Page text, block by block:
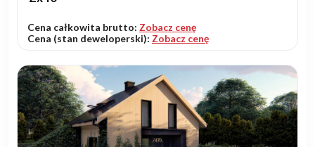
Cena całkowita brutto: Zobacz cenę
Cena (stan deweloperski): Zobacz cenę